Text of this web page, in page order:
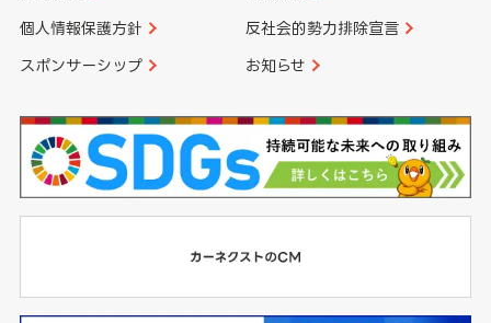
個人情報保護方針 反社会的勢力排除宣言
スポンサーシップ お知らせ